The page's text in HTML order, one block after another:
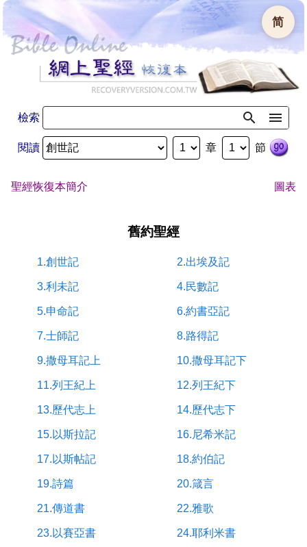
简
檢索
閱讀 章 節
聖經恢復本簡介 圖表
舊約聖經
1.創世記 2.出埃及記
3.利未記 4.民數記
5.申命記 6.約書亞記
7.士師記 8.路得記
9.撒母耳記上 10.撒母耳記下
11.列王紀上 12.列王紀下
13.歷代志上 14.歷代志下
15.以斯拉記 16.尼希米記
17.以斯帖記 18.約伯記
19.詩篇 20.箴言
21.傳道書 22.雅歌
23.以賽亞書 24.耶利米書